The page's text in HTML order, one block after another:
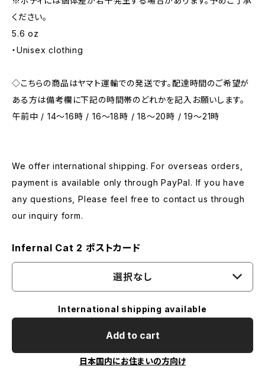
ください。
5.6 oz
・Unisex clothing
◇こちらの商品はヤマト運輸での発送です。配達時間のご希望が
ある方は備考欄に下記の時間帯のどれかを記入お願いします。
午前中 / 14～16時 / 16～18時 / 18～20時 / 19～21時
We offer international shipping. For overseas orders,
payment is available only through PayPal. If you have
any questions, Please feel free to contact us through
our inquiry form.
Infernal Cat 2 ポストカード
選択なし
International shipping available
Add to cart
日本国内にお住まいの方向け